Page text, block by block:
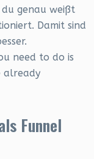
du genau weißt
Damit sind
need to do is
already
Funnel